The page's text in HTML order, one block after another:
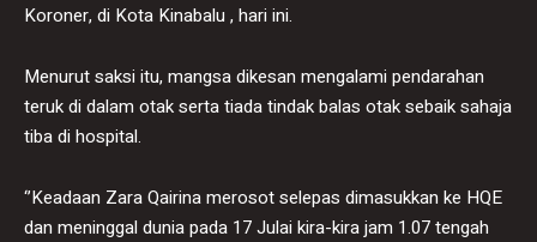
Koroner, di Kota Kinabalu , hari ini.
Menurut saksi itu, mangsa dikesan mengalami pendarahan
teruk di dalam otak serta tiada tindak balas otak sebaik sahaja
tiba di hospital.
‘’Keadaan Zara Qairina merosot selepas dimasukkan ke HQE
dan meninggal dunia pada 17 Julai kira-kira jam 1.07 tengah